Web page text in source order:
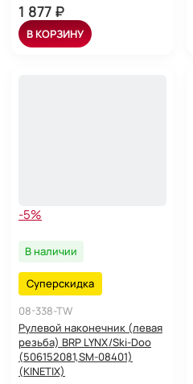
1 877 ₽
В КОРЗИНУ
-5%
В наличии
Суперскидка
08-338-TW
Рулевой наконечник (левая
резьба) BRP LYNX/Ski-Doo
(506152081,SM-08401)
(KINETIX)